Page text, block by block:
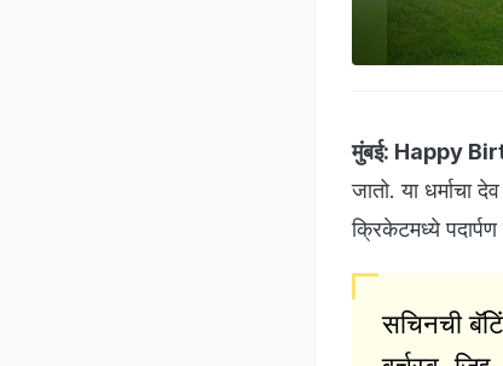
मुंबई: Happy
जातो. या धर्माचा
क्रिकेटमध्ये
सचिनची